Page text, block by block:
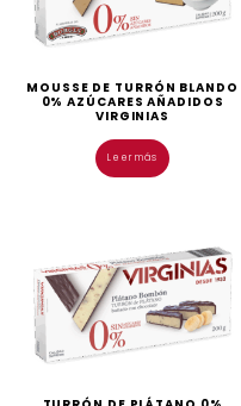
MOUSSE DE TURRÓN BLANDO
0% AZÚCARES AÑADIDOS
VIRGINIAS
Leer más